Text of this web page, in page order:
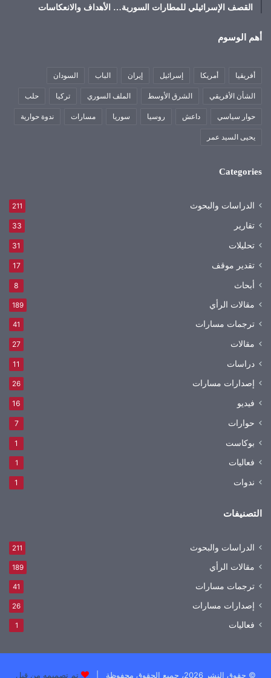
القصف الإسرائيلي للمطارات السورية… الأهداف والانعكاسات
أهم الوسوم
أفريقيا أمريكا إسرائيل إيران الباب السودان
الشأن الأفريقي الشرق الأوسط الملف السوري تركيا حلب
حوار سياسي داعش روسيا سوريا مسارات ندوة حوارية
يحيى السيد عمر
Categories
الدراسات والبحوث 211
تقارير 33
تحليلات 31
تقدير موقف 17
أبحاث 8
مقالات الرأي 189
ترجمات مسارات 41
مقالات 27
دراسات 11
إصدارات مسارات 26
فيديو 16
حوارات 7
بوكاست 1
فعاليات 1
ندوات 1
التصنيفات
الدراسات والبحوث 211
مقالات الرأي 189
ترجمات مسارات 41
إصدارات مسارات 26
فعاليات 1
© حقوق النشر 2026، جميع الحقوق محفوظة | تم تصميمه من قِبل